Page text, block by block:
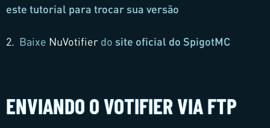
este tutorial para trocar sua versão
2. Baixe NuVotifier do site oficial do SpigotMC
ENVIANDO O VOTIFIER VIA FTP